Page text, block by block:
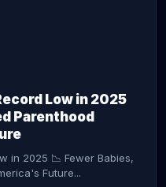
Low in 2025
Parenthood
in 2025 📉 Fewer Babies,
Future...